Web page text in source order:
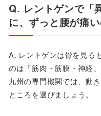
Q. レントゲンで「
に、ずっと腰が痛
A. レントゲンは骨を見る
のは「筋肉・筋膜・神経
九州の専門機関では、動
ところを選びましょう。